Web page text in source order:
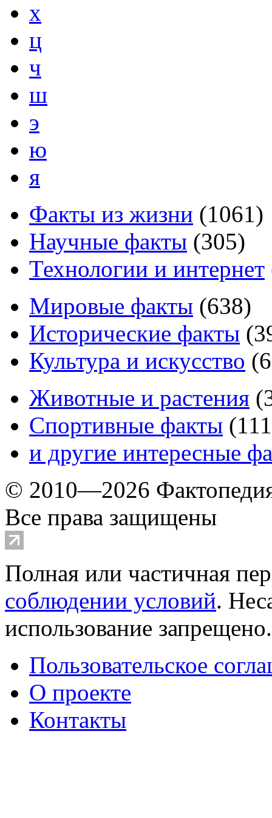
х
ц
ч
ш
э
ю
я
Факты из жизни (1061)
Научные факты (305)
Технологии и интернет
Мировые факты (638)
Исторические факты (
Культура и искусство (
Животные и растения (
Спортивные факты (111
и другие интересные
© 2010—2026
Все права защищены
Полная или частичная
соблюдении условий.
использование
Пользовательское
О проекте
Контакты